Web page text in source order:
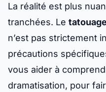
La réalité est plus
tranchées. Le
n’est pas strictement
précautions
vous aider à
dramatisation, pour